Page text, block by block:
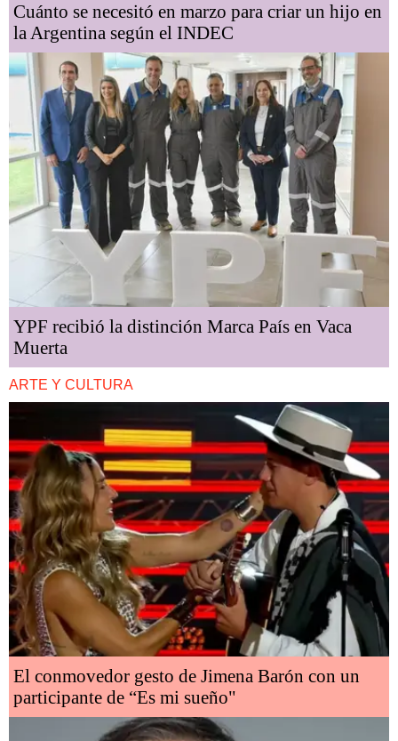
Cuánto se necesitó en marzo para criar un hijo en
la Argentina según el INDEC
YPF recibió la distinción Marca País en Vaca
Muerta
ARTE Y CULTURA
El conmovedor gesto de Jimena Barón con un
participante de “Es mi sueño"